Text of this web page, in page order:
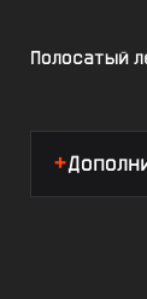
Полосатый